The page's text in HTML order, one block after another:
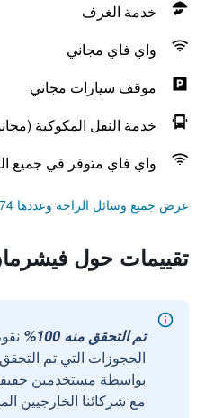
خدمة الغرف
واي فاي مجاني
موقف سيارات مجاني
خدمة النقل المكوكية
واي فاي متوفر في جميع
عرض جميع وسائل الراحة وعددها 74
تقييمات حول
تم التحقق منه 100%
الحجوزات التي تم
مع شركائنا الخارجيين